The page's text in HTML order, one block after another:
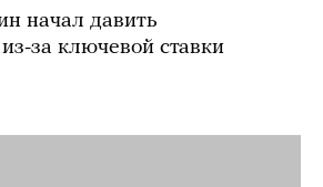
начал давить
за ключевой ставки